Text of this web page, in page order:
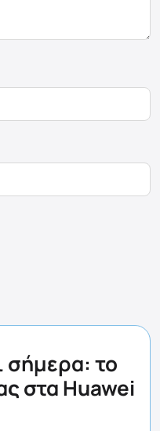
σήμερα: το
στα Huawei